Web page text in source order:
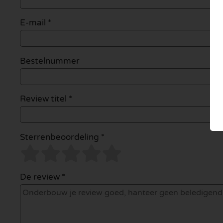
E-mail *
Bestelnummer
Review titel *
Sterrenbeoordeling *
De review *